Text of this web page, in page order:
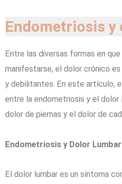
Endometriosis y
Entre las diversas formas en
manifestarse, el dolor crónico
y debilitantes. En este artículo,
entre la endometriosis y el dolor
dolor de piernas y el dolor de
Endometriosis y Dolor Lumbar
El dolor lumbar es un síntoma